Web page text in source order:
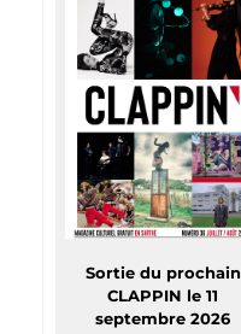
Sortie du prochain
CLAPPIN le 11
septembre 2026